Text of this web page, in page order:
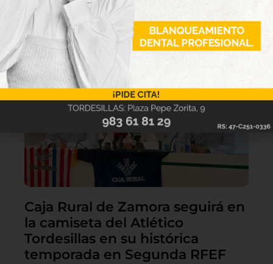
Lo último
Caja Rural de Zamora seguirá en
la camiseta del Atlético
Tordesillas en su histórica
temporada en Segunda RFEF